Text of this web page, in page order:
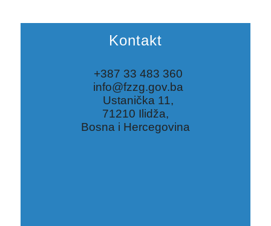
Kontakt
+387 33 483 360
info@fzzg.gov.ba
Ustanička 11,
71210 Ilidža,
Bosna i Hercegovina